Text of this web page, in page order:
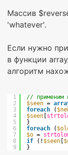
Массив
'whatever'.
Если нужно
в функции
алгоритм
1
2
3
4
5
6
7
8
9
// применим
$seen =
foreach
(
$seen [
}
foreach
(
$o =
if
(! $seen [
}